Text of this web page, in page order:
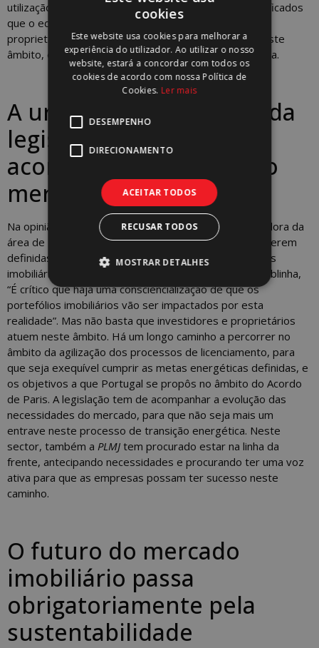
utilização do mesmo de acordo com as regras e certificados
que o edifício tem. Há um claro compromisso entre
proprietário e utilizador, que até agora não existia neste
âmbito, e que representa também um novo paradigma.
A urgência da evolução da
legislação para
acompanhar o futuro do
mercado imobiliário
Na opinião de Rita Alarcão Júdice, sócia e cocoordenadora da
área de Imobiliário e Turismo daPLMJ, vemos agora serem
definidas novas metas e critérios de avaliação de bens
imobiliários considerando já o impacto ambiental, e sublinha,
“É crítico que haja uma consciencialização de que os
portefólios imobiliários vão ser impactados por esta
realidade”. Mas não basta que investidores e proprietários
atuem neste âmbito. Há um longo caminho a percorrer no
âmbito da agilização dos processos de licenciamento, para
que seja exequível cumprir as metas energéticas definidas, e
os objetivos a que Portugal se propôs no âmbito do Acordo
de Paris. A legislação tem de acompanhar a evolução das
necessidades do mercado, para que não seja mais um
entrave neste processo de transição energética. Neste
sector, também a PLMJ tem procurado estar na linha da
frente, antecipando necessidades e procurando ter uma voz
ativa para que as empresas possam ter sucesso neste
caminho.
O futuro do mercado
imobiliário passa
obrigatoriamente pela
sustentabilidade
ENGLISH
cookies
Este website usa cookies para melhorar a
experiência do utilizador. Ao utilizar o nosso
website, estará a concordar com todos os
cookies de acordo com nossa Política de
Cookies. Ler mais
DESEMPENHO
DIRECIONAMENTO
ACEITAR TODOS
RECUSAR TODOS
MOSTRAR DETALHES